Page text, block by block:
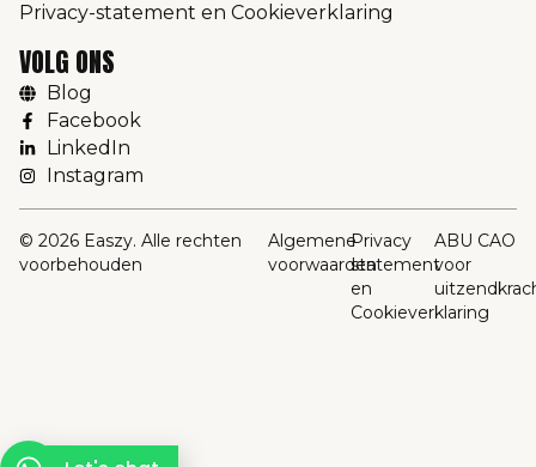
Privacy-statement en Cookieverklaring
VOLG ONS
Blog
Facebook
LinkedIn
Instagram
© 2026 Easzy. Alle rechten
voorbehouden
Algemene
voorwaarden
Privacy
statement
en
Cookieverklaring
ABU CAO
voor